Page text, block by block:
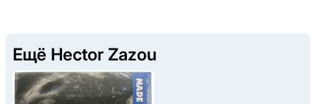
Ещё Hector Zazou